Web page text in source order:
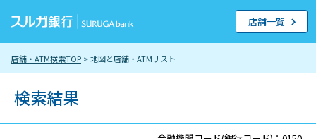
店舗・ATM検索TOP > 地図と店舗・ATMリスト
店舗一覧
検索結果